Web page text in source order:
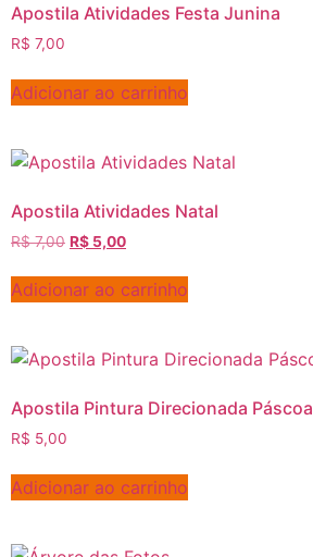
Apostila Atividades Festa Junina
R$ 7,00
Adicionar ao carrinho
Apostila Atividades Natal
R$7,00 R$ 5,00
Adicionar ao carrinho
Apostila Pintura Direcionada Páscoa
R$ 5,00
Adicionar ao carrinho